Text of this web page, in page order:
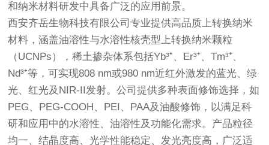
和纳米材料研发中具备广泛的应用前景。
西安齐岳生物科技有限公司专业提供高品质上转换纳米
材料，涵盖油溶性与水溶性核壳型上转换纳米颗粒
（UCNPs），稀土掺杂体系包括Yb³⁺、Er³⁺、Tm³⁺、
Nd³⁺等，可实现808 nm或980 nm近红外激发的蓝光、绿
光、红光及NIR-II发射。公司提供多种表面修饰选择，如
PEG、PEG-COOH、PEI、PAA及油酸修饰，以满足科
研和应用中的水溶性、油溶性及功能化需求。产品粒径
均一、结晶度高、光学性能稳定、发光亮度高，广泛适